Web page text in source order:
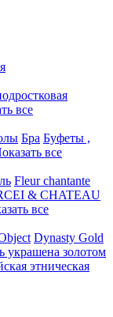
все
Бра Буфеты ,
все
Fleur chantante
& CHATEAU
все
Dynasty Gold
украшена золотом
этническая